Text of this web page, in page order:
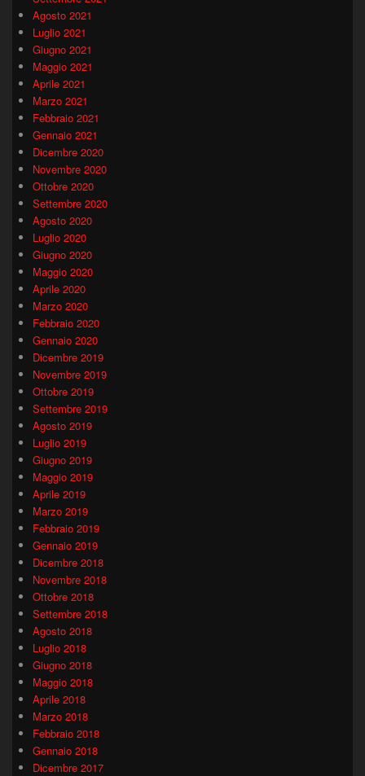
Agosto 2021
Luglio 2021
Giugno 2021
Maggio 2021
Aprile 2021
Marzo 2021
Febbraio 2021
Gennaio 2021
Dicembre 2020
Novembre 2020
Ottobre 2020
Settembre 2020
Agosto 2020
Luglio 2020
Giugno 2020
Maggio 2020
Aprile 2020
Marzo 2020
Febbraio 2020
Gennaio 2020
Dicembre 2019
Novembre 2019
Ottobre 2019
Settembre 2019
Agosto 2019
Luglio 2019
Giugno 2019
Maggio 2019
Aprile 2019
Marzo 2019
Febbraio 2019
Gennaio 2019
Dicembre 2018
Novembre 2018
Ottobre 2018
Settembre 2018
Agosto 2018
Luglio 2018
Giugno 2018
Maggio 2018
Aprile 2018
Marzo 2018
Febbraio 2018
Gennaio 2018
Dicembre 2017